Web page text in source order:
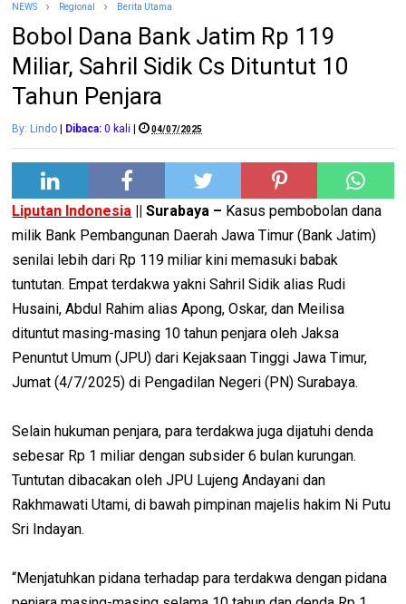
NEWS Regional Berita Utama
Bobol Dana Bank Jatim Rp 119
Miliar, Sahril Sidik Cs Dituntut 10
Tahun Penjara
By: Lindo | Dibaca: 0 kali | 04/07/2025
Liputan Indonesia || Surabaya – Kasus pembobolan dana
milik Bank Pembangunan Daerah Jawa Timur (Bank Jatim)
senilai lebih dari Rp 119 miliar kini memasuki babak
tuntutan. Empat terdakwa yakni Sahril Sidik alias Rudi
Husaini, Abdul Rahim alias Apong, Oskar, dan Meilisa
dituntut masing-masing 10 tahun penjara oleh Jaksa
Penuntut Umum (JPU) dari Kejaksaan Tinggi Jawa Timur,
Jumat (4/7/2025) di Pengadilan Negeri (PN) Surabaya.
Selain hukuman penjara, para terdakwa juga dijatuhi denda
sebesar Rp 1 miliar dengan subsider 6 bulan kurungan.
Tuntutan dibacakan oleh JPU Lujeng Andayani dan
Rakhmawati Utami, di bawah pimpinan majelis hakim Ni Putu
Sri Indayan.
“Menjatuhkan pidana terhadap para terdakwa dengan pidana